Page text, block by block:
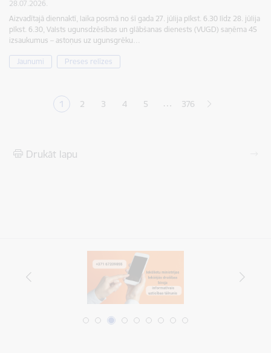
28.07.2026.
Aizvadītajā diennaktī, laika posmā no šī gada 27. jūlija plkst. 6.30 līdz 28. jūlija
plkst. 6.30, Valsts ugunsdzēsības un glābšanas dienests (VUGD) saņēma 45
izsaukumus – astoņus uz ugunsgrēku…
Jaunumi Preses relīzes
Pašreizējā lapa
1 Lapa
2 Lapa
3 Lapa
4 Lapa
5 … 376
Drukāt lapu